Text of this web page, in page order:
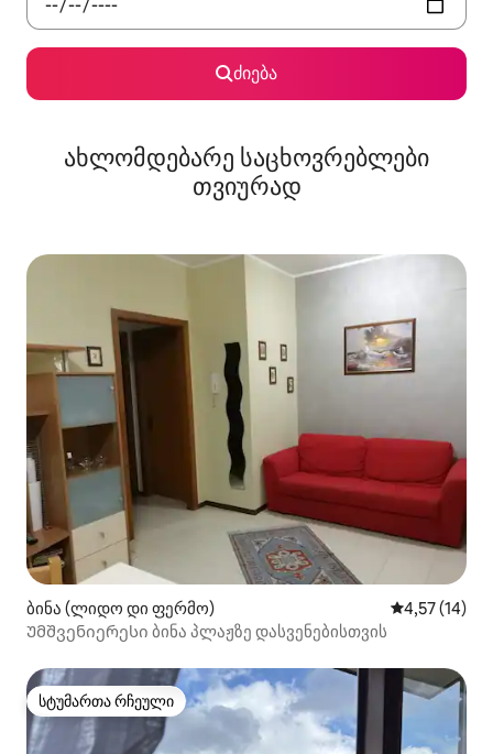
ძიება
ახლომდებარე საცხოვრებლები
თვიურად
ბინა (ლიდო დი ფერმო) საშუალო
4,57 (14)
Უმშვენიერესი ბინა პლაჟზე დასვენებისთვის
სტუმართა რჩეული
სტუმართა რჩეული